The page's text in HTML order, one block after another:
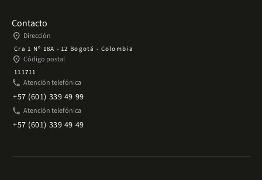
Contacto
place Dirección
Cra 1 Nº 18A - 12 Bogotá - Colombia
place Código postal
111711
phone Atención telefónica
+57 (601) 339 49 99
phone Atención telefónica
+57 (601) 339 49 49